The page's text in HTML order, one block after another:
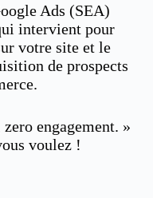
Ads (SEA)
intervient pour
votre site et le
de prospects
engagement. »
voulez !